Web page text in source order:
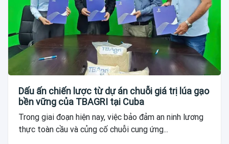
Dấu ấn chiến lược từ dự án chuỗi giá trị lúa gạo
bền vững của TBAGRI tại Cuba
Trong giai đoạn hiện nay, việc bảo đảm an ninh lương
thực toàn cầu và củng cố chuỗi cung ứng...